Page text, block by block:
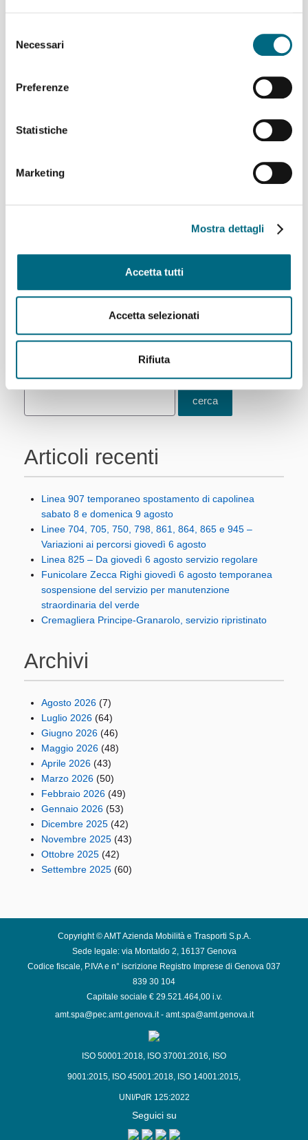
delNecessari
Preferenze
Statistiche
Marketing
Mostra dettagli
Accetta tutti
Accetta selezionati
Rifiuta
Variazioni linee bus per
temporanea variazione di
percorso domenica 19
Articoli recenti
Linea 907 temporaneo spostamento di capolinea
sabato 8 e domenica 9 agosto
Linee 704, 705, 750, 798, 861, 864, 865 e 945 –
Variazioni ai percorsi giovedì 6 agosto
Linea 825 – Da giovedì 6 agosto servizio regolare
Funicolare Zecca Righi giovedì 6 agosto temporanea
sospensione del servizio per manutenzione
straordinaria del verde
Cremagliera Principe-Granarolo, servizio ripristinato
Archivi
Agosto 2026 (7)
Luglio 2026 (64)
Giugno 2026 (46)
Maggio 2026 (48)
Aprile 2026 (43)
Marzo 2026 (50)
Febbraio 2026 (49)
Gennaio 2026 (53)
Dicembre 2025 (42)
Novembre 2025 (43)
Ottobre 2025 (42)
Settembre 2025 (60)
Copyright © AMT Azienda Mobilità e Trasporti S.p.A.
Sede legale: via Montaldo 2, 16137 Genova
Codice fiscale, P.IVA e n° iscrizione Registro Imprese di Genova 037
839 30 104
Capitale sociale € 29.521.464,00 i.v.
amt.spa@pec.amt.genova.it- amt.spa@amt.genova.it
ISO 50001:2018, ISO 37001:2016, ISO
9001:2015, ISO 45001:2018, ISO 14001:2015,
UNI/PdR 125:2022
Seguici su